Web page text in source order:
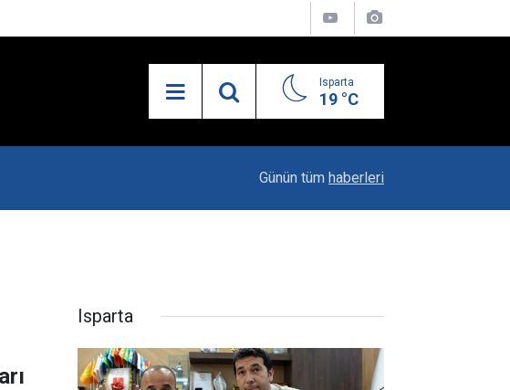
Isparta
19 °C
Vali Erin: Bu İşin Kenarında Olanlara Bile Bu
Günün tüm haberleri
Isparta